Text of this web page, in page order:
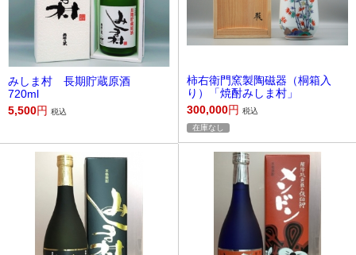
みしま村 長期貯蔵原酒
720ml
5,500円 税込
柿右衛門窯製陶磁器（桐箱入
り）「焼酎みしま村」
300,000円 税込
在庫なし